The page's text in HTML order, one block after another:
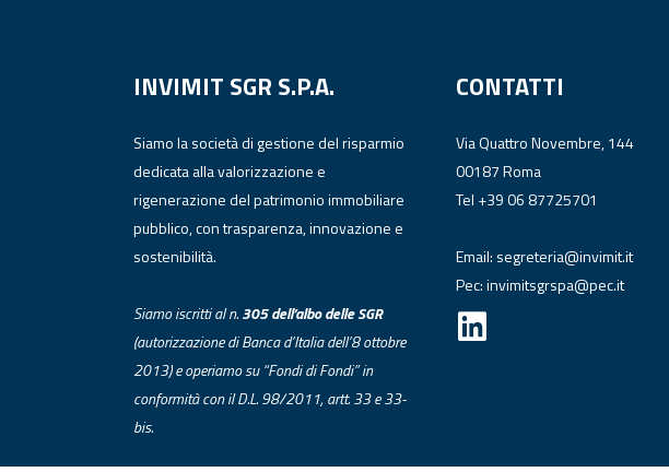
INVIMIT SGR S.P.A.
Siamo la società di gestione del risparmio
dedicata alla valorizzazione e
rigenerazione del patrimonio immobiliare
pubblico, con trasparenza, innovazione e
sostenibilità.
Siamo iscritti al n.305 dell’albodelleSGR
(autorizzazione di Banca d’Italia dell’8 ottobre
2013) e operiamo su “Fondi di Fondi” in
conformità con il D.L. 98/2011, artt. 33 e 33-
bis.
CONTATTI
Via Quattro Novembre, 144
00187 Roma
Tel +39 06 87725701
Email: segreteria@invimit.it
Pec:invimitsgrspa@pec.it